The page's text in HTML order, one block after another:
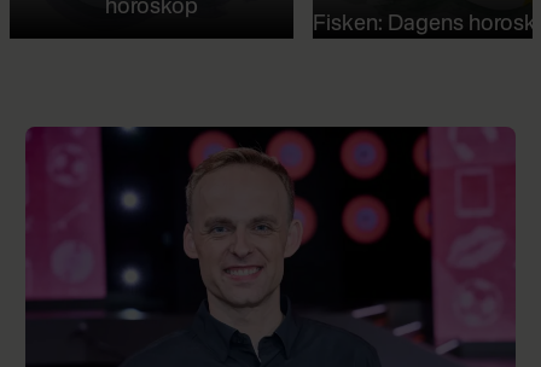
horoskop
Fisken: Dagens